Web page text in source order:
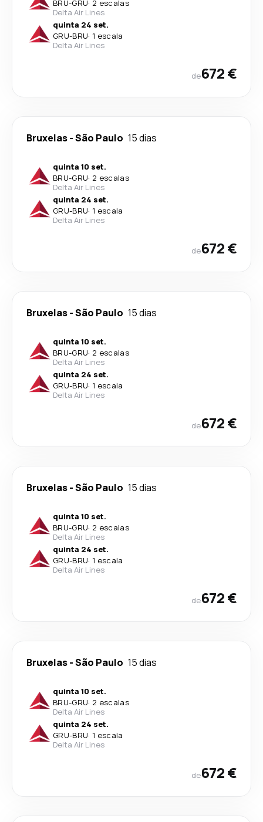
BRU-GRU· 2 escalas
Delta Air Lines
quinta 24 set.
GRU-BRU· 1 escala
Delta Air Lines
de672 €
Bruxelas-São Paulo 15 dias
quinta 10 set.
BRU-GRU· 2 escalas
Delta Air Lines
quinta 24 set.
GRU-BRU· 1 escala
Delta Air Lines
de672 €
Bruxelas-São Paulo 15 dias
quinta 10 set.
BRU-GRU· 2 escalas
Delta Air Lines
quinta 24 set.
GRU-BRU· 1 escala
Delta Air Lines
de672 €
Bruxelas-São Paulo 15 dias
quinta 10 set.
BRU-GRU· 2 escalas
Delta Air Lines
quinta 24 set.
GRU-BRU· 1 escala
Delta Air Lines
de672 €
Bruxelas-São Paulo 15 dias
quinta 10 set.
BRU-GRU· 2 escalas
Delta Air Lines
quinta 24 set.
GRU-BRU· 1 escala
Delta Air Lines
de672 €